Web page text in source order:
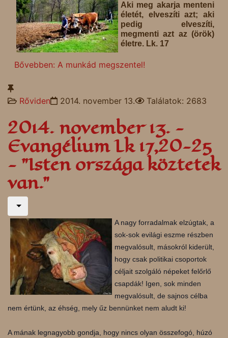
Aki meg akarja menteni
életét, elveszíti azt; aki
pedig elveszíti,
megmenti azt az (örök)
életre. Lk. 17
Bővebben: A munkád megszentel!
Rőviden 2014. november 13. Találatok: 2683
2014. november 13. -
Evangélium Lk 17,20-25
- "Isten országa köztetek
van.”
A nagy forradalmak elzúgtak, a
sok-sok evilági eszme részben
megvalósult, másokról kiderült,
hogy csak politikai csoportok
céljait szolgáló népeket felőrlő
csapdák! Igen, sok minden
megvalósult, de sajnos célba
nem értünk, az éhség, mely űz bennünket nem aludt ki!
A mának legnagyobb gondja, hogy nincs olyan összefogó, húzó